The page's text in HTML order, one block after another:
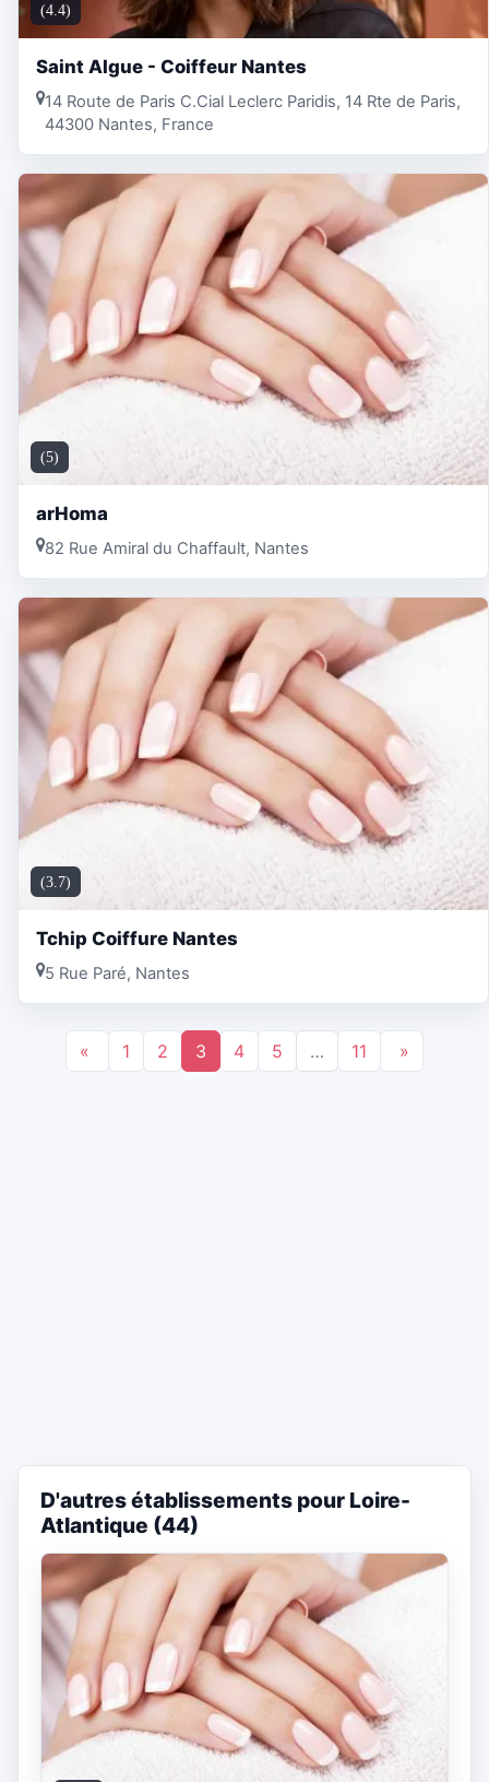
(4.4)
Saint Algue - Coiffeur Nantes
14 Route de Paris C.Cial Leclerc Paridis, 14 Rte de Paris,
44300 Nantes, France
(5)
arHoma
82 Rue Amiral du Chaffault, Nantes
(3.7)
Tchip Coiffure Nantes
5 Rue Paré, Nantes
« 1 2 3 4 5 … 11 »
D'autres établissements pour Loire-
Atlantique (44)